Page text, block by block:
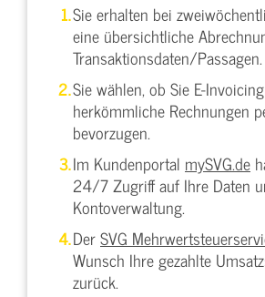
Sie erhalten bei
eine übersichtliche
Transaktionsdaten/Passagen.
Sie wählen, ob Sie E-
herkömmliche Rechnungen
bevorzugen.
Im Kundenportal mySVG.de
24/7 Zugriff auf Ihre Daten
Kontoverwaltung.
DerSVG
Wunsch Ihre gezahlte
zurück.